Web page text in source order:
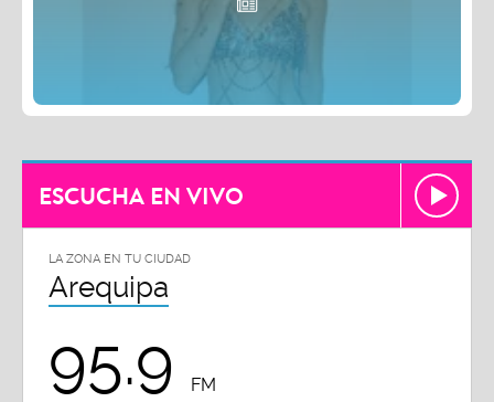
ESCUCHA EN VIVO
LA ZONA EN TU CIUDAD
Arequipa
95.9 FM